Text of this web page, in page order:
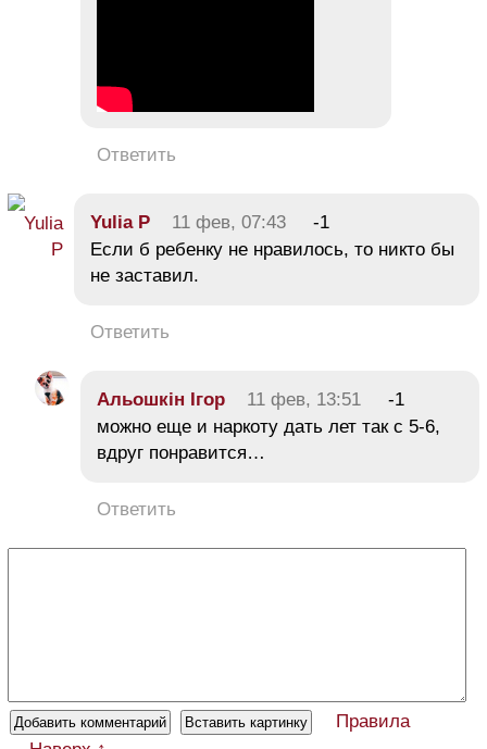
Ответить
Yulia P 11 фев, 07:43
-1
Если б ребенку не нравилось, то никто бы
не заставил.
Ответить
Альошкін Ігор 11 фев, 13:51
-1
можно еще и наркоту дать лет так с 5-6,
вдруг понравится…
Ответить
Правила